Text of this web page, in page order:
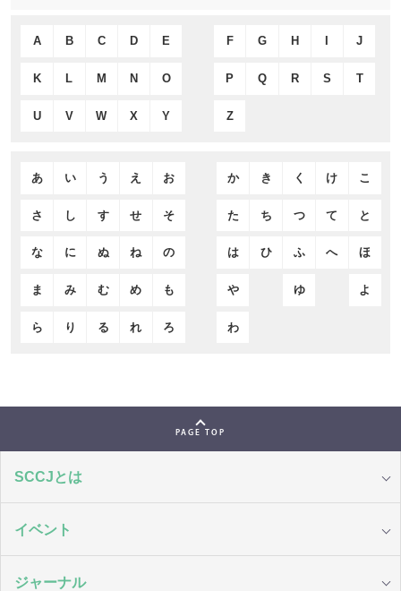
A B C D E F G H J
K L M N O P Q R S T
U V W X Y Z
あ い う え お か き く け こ
さ し す せ そ た ち つ て と
な に ぬ ね の は ひ ふ へ ほ
ま み む め も や ゆ よ
ら り る れ ろ わ
PAGE TOP
SCCJとは
イベント
ジャーナル